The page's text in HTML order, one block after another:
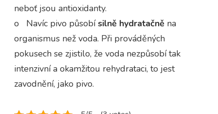
neboť jsou antioxidanty.
o Navíc pivo působísilně hydratačně na
organismus než voda. Při prováděných
pokusech se zjistilo, že voda nezpůsobí tak
intenzivní a okamžitou rehydrataci, to jest
zavodnění, jako pivo.